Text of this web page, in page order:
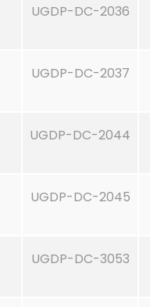
UGDP-DC-2036
UGDP-DC-2037
UGDP-DC-2044
UGDP-DC-2045
UGDP-DC-3053